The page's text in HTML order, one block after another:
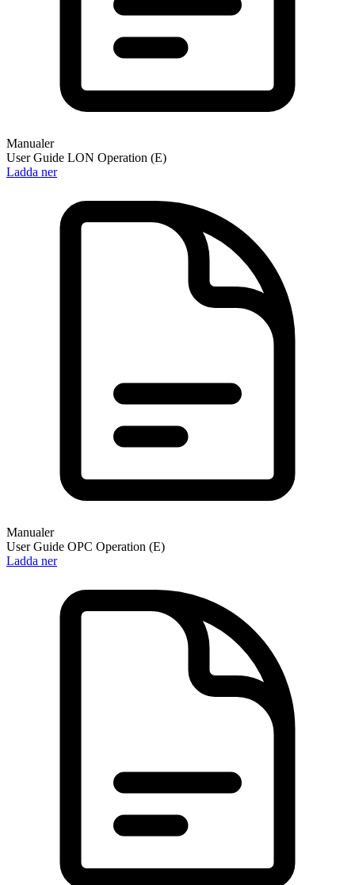
Manualer
User Guide LON Operation (E)
Ladda ner
Manualer
User Guide OPC Operation (E)
Ladda ner